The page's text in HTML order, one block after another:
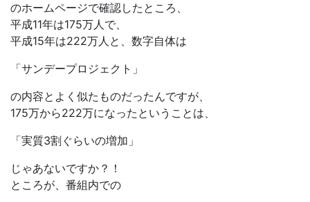
のホームページで確認したところ、
平成11年は175万人で、
平成15年は222万人と、数字自体は
「サンデープロジェクト」
の内容とよく似たものだったんですが、
175万から222万になったということは、
「実質3割ぐらいの増加」
じゃあないですか？！
ところが、番組内での